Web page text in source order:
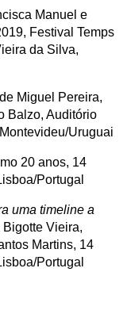
Manuel e
Festival Temps
da Silva,
de Miguel Pereira,
Balzo, Auditório
Uruguai
20 anos, 14
Portugal
uma timeline a
Bigotte Vieira,
Martins, 14
Portugal